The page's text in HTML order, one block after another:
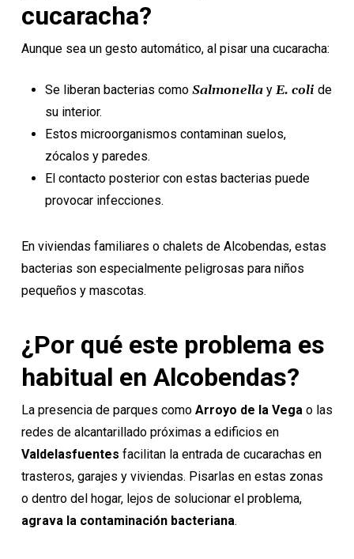
cucaracha?
Aunque sea un gesto automático, al pisar una cucaracha:
Se liberan bacterias como Salmonellay E. coli de
su interior.
Estos microorganismos contaminan suelos,
zócalos y paredes.
El contacto posterior con estas bacterias puede
provocar infecciones.
En viviendas familiares o chalets de Alcobendas, estas
bacterias son especialmente peligrosas para niños
pequeños y mascotas.
¿Por qué este problema es
habitual en Alcobendas?
La presencia de parques como Arroyo de la Vegao las
redes de alcantarillado próximas a edificios en
Valdelasfuentes facilitan la entrada de cucarachas en
trasteros, garajes y viviendas. Pisarlas en estas zonas
o dentro del hogar, lejos de solucionar el problema,
agrava la contaminación bacteriana.